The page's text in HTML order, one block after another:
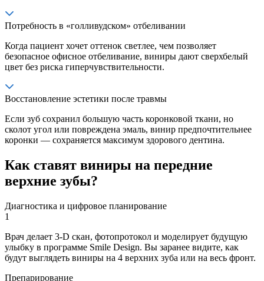
Потребность в «голливудском» отбеливании
Когда пациент хочет оттенок светлее, чем позволяет
безопасное офисное отбеливание, виниры дают сверхбелый
цвет без риска гиперчувствительности.
Восстановление эстетики после травмы
Если зуб сохранил большую часть коронковой ткани, но
сколот угол или повреждена эмаль, винир предпочтительнее
коронки — сохраняется максимум здорового дентина.
Как ставят виниры на передние
верхние зубы?
Диагностика и цифровое планирование
1
Врач делает 3‐D скан, фотопротокол и моделирует будущую
улыбку в программе Smile Design. Вы заранее видите, как
будут выглядеть виниры на 4 верхних зуба или на весь фронт.
Препарирование